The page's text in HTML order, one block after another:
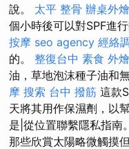
說。 太平 整骨 辦桌外
個小時後可以對SPF進
按摩 seo agency 經絡
的。 整復台中 素食 外燴
油，草地泡沫種子油和
摩 搜索 台中 撥筋 這款
天將其用作保濕劑，以
是|從位置聯繫隱私指南
那些欣賞太陽略微觸摸